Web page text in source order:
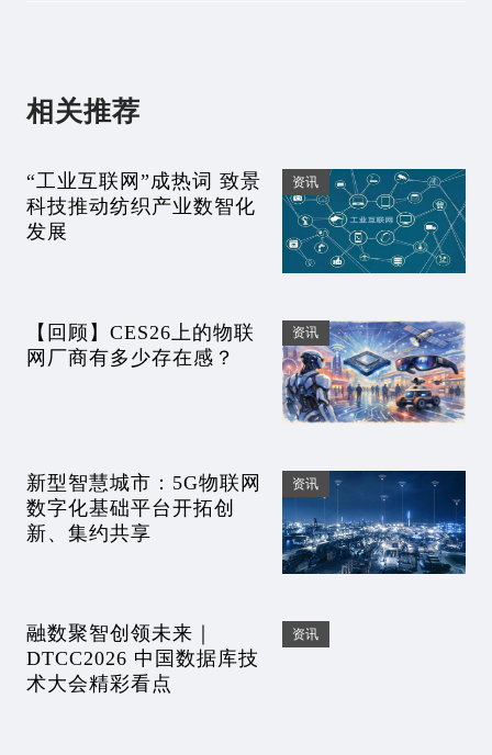
相关推荐
“工业互联网”成热词 致景
科技推动纺织产业数智化
发展
资讯
【回顾】CES26上的物联
网厂商有多少存在感？
资讯
新型智慧城市：5G物联网
数字化基础平台开拓创
新、集约共享
资讯
融数聚智创领未来｜
DTCC2026 中国数据库技
术大会精彩看点
资讯